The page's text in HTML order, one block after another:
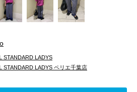
STANDARD LADYS
STANDARD LADYS ペリエ千葉店